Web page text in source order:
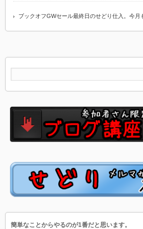
ブックオフGWセール最終日のせどり仕入。今月
簡単なことからやるのが1番だと思います。